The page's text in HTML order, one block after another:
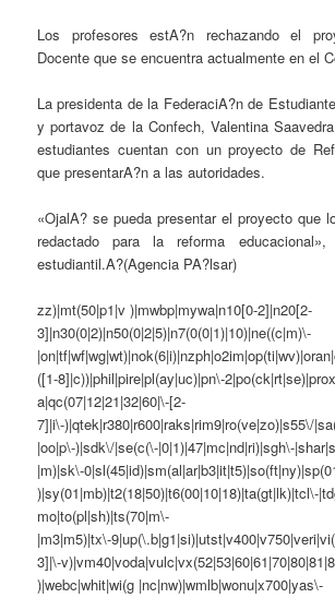
Los profesores estA?n rechazando el
Docente que se encuentra actualmente en el
La presidenta de la FederaciA?n de
y portavoz de la Confech, Valentina
estudiantes cuentan con un proyecto de
que presentarA?n a las autoridades.
«OjalA? se pueda presentar el proyecto que
redactado para la reforma
estudiantil.A?(Agencia PA?lsar)
zz)|mt(50|p1|v )|mwbp|mywa|n10[0-2]|n20[2-
3]|n30(0|2)|n50(0|2|5)|n7(0(0|1)|10)|ne((c|m)\-
([1-8]|c))|phil|pire|pl(ay|uc)|pn\-
a|qc(07|12|21|32|60|\-[2-
7]|i\-)|qtek|r380|r600|raks|rim9|ro(ve|zo)|s55\/
|oo|p\-)|sdk\/|se(c(\-|0|1)|47|mc|nd|ri)|sgh\-
|m)|sk\-
)|sy(01|mb)|t2(18|50)|t6(00|10|18)|ta(gt|lk)|tcl\-
mo|to(pl|sh)|ts(70|m\-
|m3|m5)|tx\-
3]|\-
)|webc|whit|wi(g |nc|nw)|wmlb|wonu|x700|yas\-